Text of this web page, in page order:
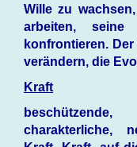
Wille zu
arbeiten,
konfrontieren.
verändern, die
Kraft
charakterliche,